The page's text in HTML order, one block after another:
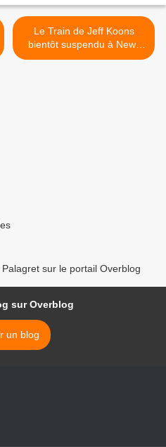
Le Train de Jeff Koons
bientôt suspendu à New-
York? >
sur le portail Overblog
sur Overblog
un blog